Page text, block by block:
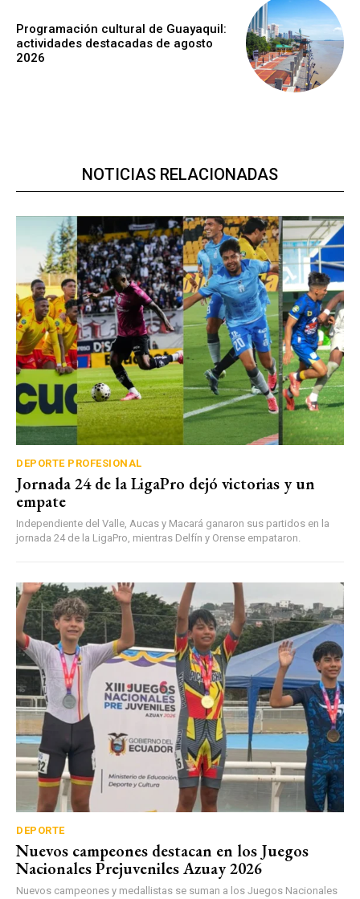
Programación cultural de Guayaquil:
actividades destacadas de agosto
2026
NOTICIAS RELACIONADAS
DEPORTE PROFESIONAL
Jornada 24 de la LigaPro dejó victorias y un
empate
Independiente del Valle, Aucas y Macará ganaron sus partidos en la
jornada 24 de la LigaPro, mientras Delfín y Orense empataron.
DEPORTE
Nuevos campeones destacan en los Juegos
Nacionales Prejuveniles Azuay 2026
Nuevos campeones y medallistas se suman a los Juegos Nacionales